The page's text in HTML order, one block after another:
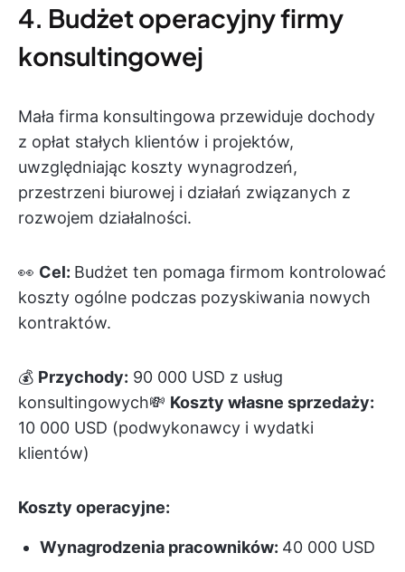
4. Budżet operacyjny firmy
konsultingowej
Mała firma konsultingowa przewiduje dochody
z opłat stałych klientów i projektów,
uwzględniając koszty wynagrodzeń,
przestrzeni biurowej i działań związanych z
rozwojem działalności.
👀 Cel: Budżet ten pomaga firmom kontrolować
koszty ogólne podczas pozyskiwania nowych
kontraktów.
💰 Przychody: 90 000 USD z usług
konsultingowych💸 Koszty własne sprzedaży:
10 000 USD (podwykonawcy i wydatki
klientów)
Koszty operacyjne:
Wynagrodzenia pracowników: 40 000 USD